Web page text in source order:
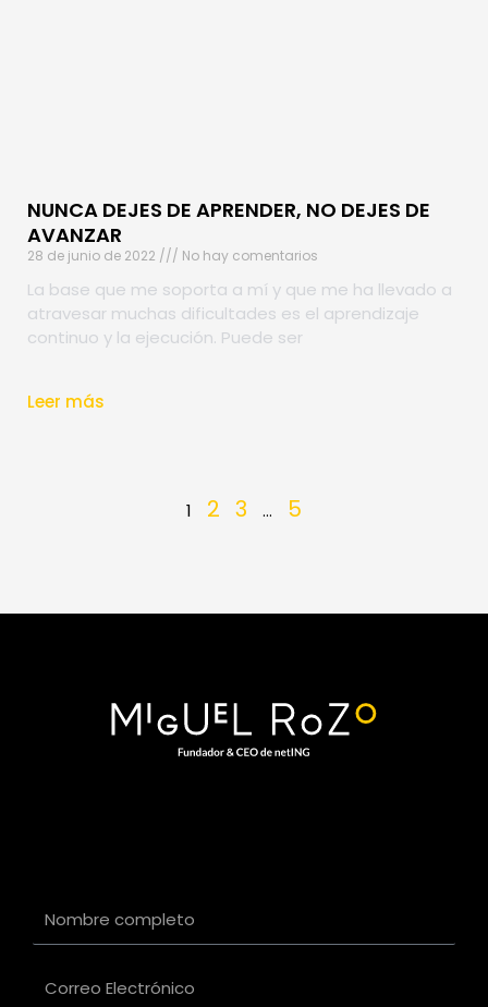
NUNCA DEJES DE APRENDER, NO DEJES DE
AVANZAR
28 de junio de 2022 No hay comentarios
La base que me soporta a mí y que me ha llevado a
atravesar muchas dificultades es el aprendizaje
continuo y la ejecución. Puede ser
Leer más
1 2 3 … 5